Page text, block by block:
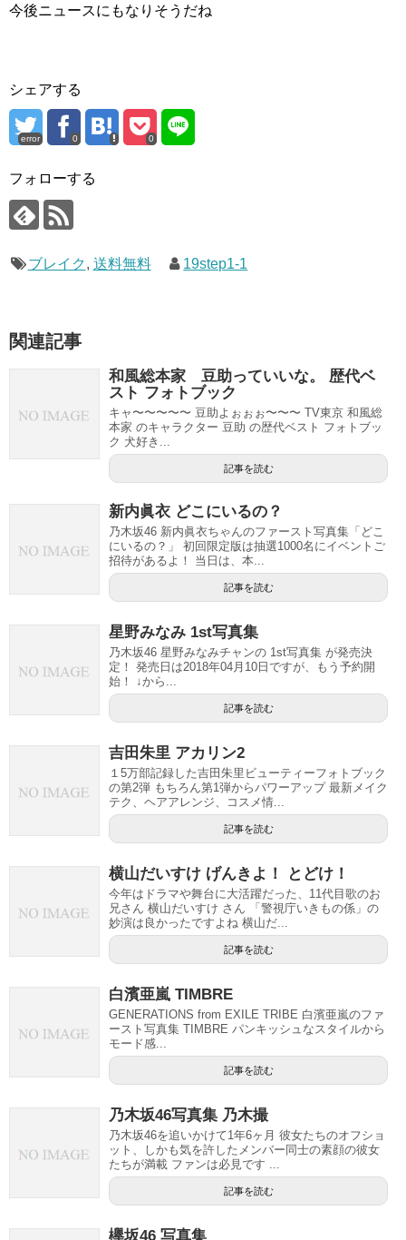
今後ニュースにもなりそうだね
シェアする
error 0 0
フォローする
ブレイク , 送料無料 19step1-1
関連記事
和風総本家 豆助っていいな。 歴代ベ
スト フォトブック
キャ〜〜〜〜〜 豆助よぉぉぉ〜〜〜 TV東京 和風総
本家 のキャラクター 豆助 の歴代ベスト フォトブッ
ク 犬好き...
記事を読む
新内眞衣 どこにいるの？
乃木坂46 新内眞衣ちゃんのファースト写真集「どこ
にいるの？」 初回限定版は抽選1000名にイベントご
招待があるよ！ 当日は、本...
記事を読む
星野みなみ 1st写真集
乃木坂46 星野みなみチャンの 1st写真集 が発売決
定！ 発売日は2018年04月10日ですが、もう予約開
始！ ↓から...
記事を読む
吉田朱里 アカリン2
１5万部記録した吉田朱里ビューティーフォトブック
の第2弾 もちろん第1弾からパワーアップ 最新メイク
テク、ヘアアレンジ、コスメ情...
記事を読む
横山だいすけ げんきよ！ とどけ！
今年はドラマや舞台に大活躍だった、11代目歌のお
兄さん 横山だいすけ さん 「警視庁いきもの係」の
妙演は良かったですよね 横山だ...
記事を読む
白濱亜嵐 TIMBRE
GENERATIONS from EXILE TRIBE 白濱亜嵐のファ
ースト写真集 TIMBRE パンキッシュなスタイルから
モード感...
記事を読む
乃木坂46写真集 乃木撮
乃木坂46を追いかけて1年6ヶ月 彼女たちのオフショ
ット、しかも気を許したメンバー同士の素顔の彼女
たちが満載 ファンは必見です ...
記事を読む
欅坂46 写真集